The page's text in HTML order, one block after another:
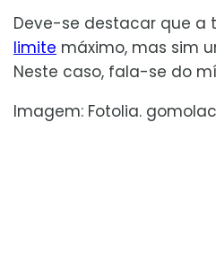
Deve-se destacar que a
limite máximo, mas sim
Neste caso, fala-se do
Imagem: Fotolia.